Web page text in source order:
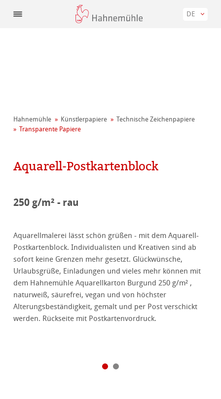
DE
Hahnemühle Künstler­papiere
Technische Zeichenpapiere
Transparente Papiere
Aquarell-Postkartenblock
250 g/m² - rau
Aquarellmalerei lässt schön grüßen - mit dem Aquarell-
Postkartenblock. Individualisten und Kreativen sind ab
sofort keine Grenzen mehr gesetzt. Glückwünsche,
Urlaubsgrüße, Einladungen und vieles mehr können mit
dem Hahnemühle Aquarellkarton Burgund 250 g/m² ,
naturweiß, säurefrei, vegan und von höchster
Alterungsbeständigkeit, gemalt und per Post verschickt
werden. Rückseite mit Postkartenvordruck.